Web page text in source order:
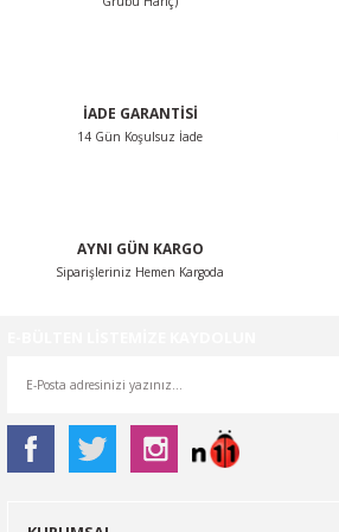
İADE GARANTİSİ
14 Gün Koşulsuz İade
AYNI GÜN KARGO
Siparişleriniz Hemen Kargoda